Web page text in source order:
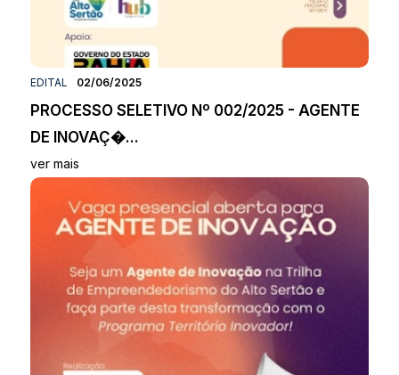
EDITAL 02/06/2025
PROCESSO SELETIVO Nº 002/2025 - AGENTE
DE INOVAÇ�...
ver mais